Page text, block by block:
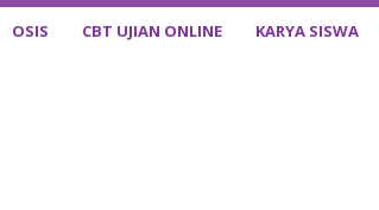
OSIS CBT UJIAN ONLINE KARYA SISWA